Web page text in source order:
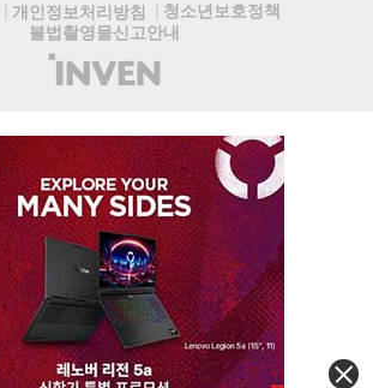
개인정보처리방침
청소년보호정책
불법촬영물신고안내
(주)
인